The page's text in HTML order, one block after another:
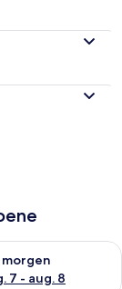
morgen
7 - aug. 8
for i